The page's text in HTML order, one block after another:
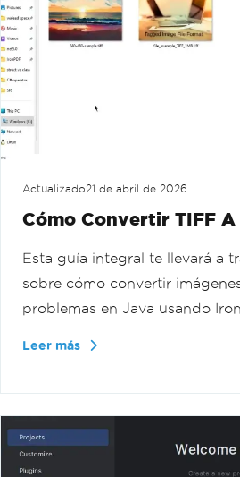
Actualizado21 de abril de 2026
Cómo Convertir TIFF A
Esta guía integral te llevará a
sobre cómo convertir
problemas en Java usando
Leer más